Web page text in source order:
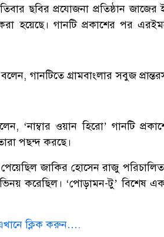
ছবির প্রযোজনা প্রতিষ্ঠান
হয়েছে। গানটি প্রকাশের পর
বলেন, গানটিতে গ্রামবাংলার সবুজ
‘নাম্বার ওয়ান হিরো’ গানটি
পছন্দ করছে।
জাকির হোসেন রাজু
করেছিল। ‘পোড়ামন-টু’ বিশেষ
ক্লিক করুন….